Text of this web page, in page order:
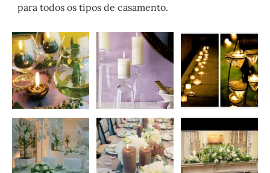
para todos os tipos de casamento.